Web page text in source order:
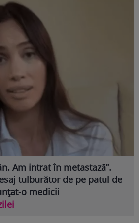
Am intrat în metastază”.
tulburător de pe patul de
o medicii